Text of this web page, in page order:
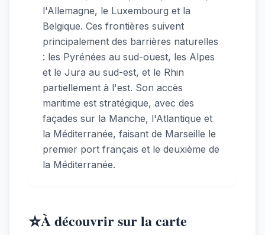
l'Allemagne, le Luxembourg et la
Belgique. Ces frontières suivent
principalement des barrières naturelles
: les Pyrénées au sud-ouest, les Alpes
et le Jura au sud-est, et le Rhin
partiellement à l'est. Son accès
maritime est stratégique, avec des
façades sur la Manche, l'Atlantique et
la Méditerranée, faisant de Marseille le
premier port français et le deuxième de
la Méditerranée.
⭐À découvrir sur la carte